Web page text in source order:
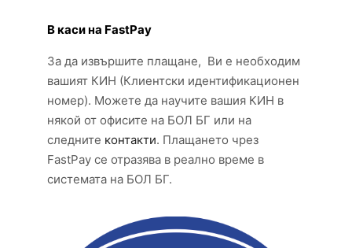
В каси на FastPay
За да извършите плащане, Ви е необходим
вашият КИН (Клиентски идентификационен
номер). Можете да научите вашия КИН в
някой от офисите на БОЛ БГ или на
следните контакти. Плащането чрез
FastPay се отразява в реално време в
системата на БОЛ БГ.